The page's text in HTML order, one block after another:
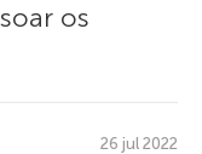
os
26 jul 2022